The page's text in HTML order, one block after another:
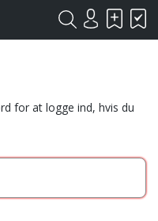
for at logge ind, hvis du